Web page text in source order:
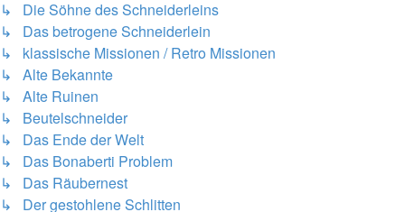
↳ Die Söhne des Schneiderleins
↳ Das betrogene Schneiderlein
↳ klassische Missionen / Retro Missionen
↳ Alte Bekannte
↳ Alte Ruinen
↳ Beutelschneider
↳ Das Ende der Welt
↳ Das Bonaberti Problem
↳ Das Räubernest
↳ Der gestohlene Schlitten